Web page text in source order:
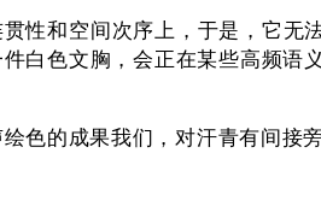
和空间次序上，于是，它无
白色文胸，会正在某些高频语
的成果我们，对汗青有间接旁